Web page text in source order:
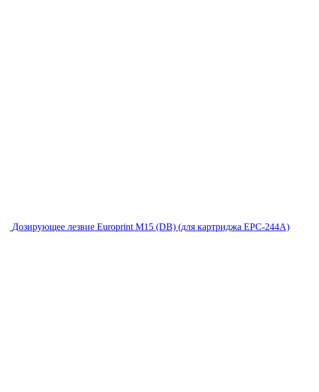
Дозирующее лезвие Europrint M15 (DB) (для картриджа EPC-244A)